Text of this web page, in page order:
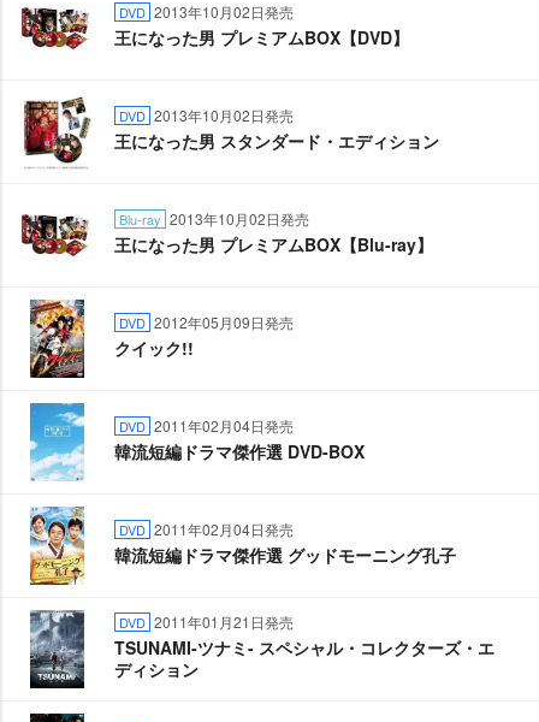
DVD 2013年10月02日発売
王になった男 プレミアムBOX【DVD】
DVD 2013年10月02日発売
王になった男 スタンダード・エディション
Blu-ray 2013年10月02日発売
王になった男 プレミアムBOX【Blu-ray】
DVD 2012年05月09日発売
クイック!!
DVD 2011年02月04日発売
韓流短編ドラマ傑作選 DVD-BOX
DVD 2011年02月04日発売
韓流短編ドラマ傑作選 グッドモーニング孔子
DVD 2011年01月21日発売
TSUNAMI-ツナミ- スペシャル・コレクターズ・エ
ディション